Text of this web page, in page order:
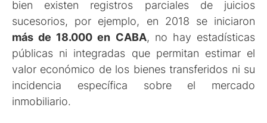
bien existen registros parciales de juicios
sucesorios, por ejemplo, en 2018 se iniciaron
más de 18.000 en CABA, no hay estadísticas
públicas ni integradas que permitan estimar el
valor económico de los bienes transferidos ni su
incidencia específica sobre el mercado
inmobiliario.